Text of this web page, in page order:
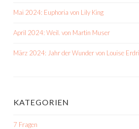
Mai 2024: Euphoria von Lily King
April 2024: Weil. von Martin Muser
März 2024: Jahr der Wunder von Louise
KATEGORIEN
7 Fragen